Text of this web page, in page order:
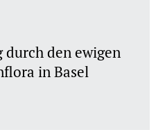
durch den ewigen
in Basel